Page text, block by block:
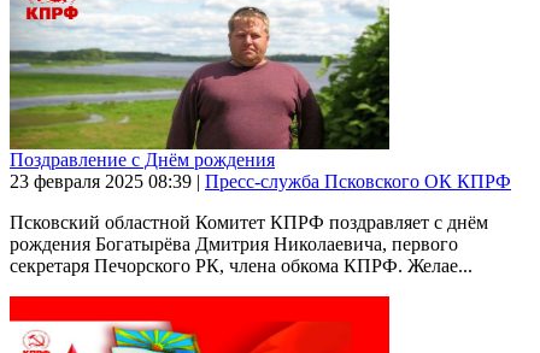
Поздравление с Днём рождения
23 февраля 2025 08:39 | Пресс-служба Псковского ОК КПРФ
Псковский областной Комитет КПРФ поздравляет с днём
рождения Богатырёва Дмитрия Николаевича, первого
секретаря Печорского РК, члена обкома КПРФ. Желае...